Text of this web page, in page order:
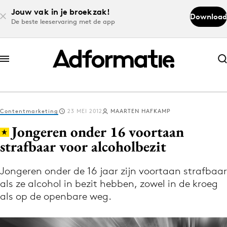
Jouw vak in je broekzak!
De beste leeservaring met de app
Download
Abonneer nu
Abonneer nu
Log in
Volg het laatste nieuws via de Adformatie
Nieuws app
Contentmarketing 23 MEI 2012 MAARTEN HAFKAMP
Jongeren onder 16 voortaan
strafbaar voor alcoholbezit
Jongeren onder de 16 jaar zijn voortaan strafbaar
als ze alcohol in bezit hebben, zowel in de kroeg
als op de openbare weg.